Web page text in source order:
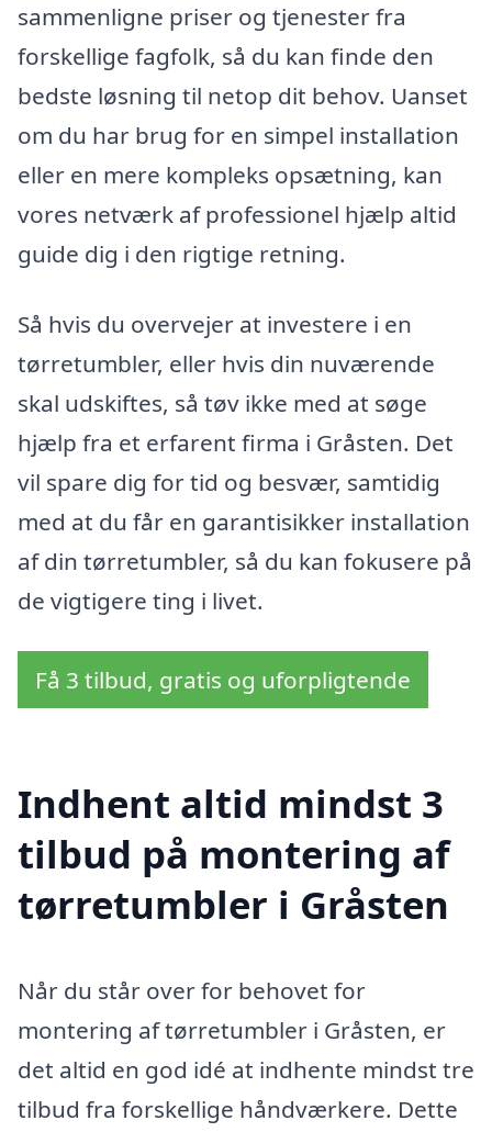
sammenligne priser og tjenester fra
forskellige fagfolk, så du kan finde den
bedste løsning til netop dit behov. Uanset
om du har brug for en simpel installation
eller en mere kompleks opsætning, kan
vores netværk af professionel hjælp altid
guide dig i den rigtige retning.
Så hvis du overvejer at investere i en
tørretumbler, eller hvis din nuværende
skal udskiftes, så tøv ikke med at søge
hjælp fra et erfarent firma i Gråsten. Det
vil spare dig for tid og besvær, samtidig
med at du får en garantisikker installation
af din tørretumbler, så du kan fokusere på
de vigtigere ting i livet.
Få 3 tilbud, gratis og uforpligtende
Indhent altid mindst 3
tilbud på montering af
tørretumbler i Gråsten
Når du står over for behovet for
montering af tørretumbler i Gråsten, er
det altid en god idé at indhente mindst tre
tilbud fra forskellige håndværkere. Dette